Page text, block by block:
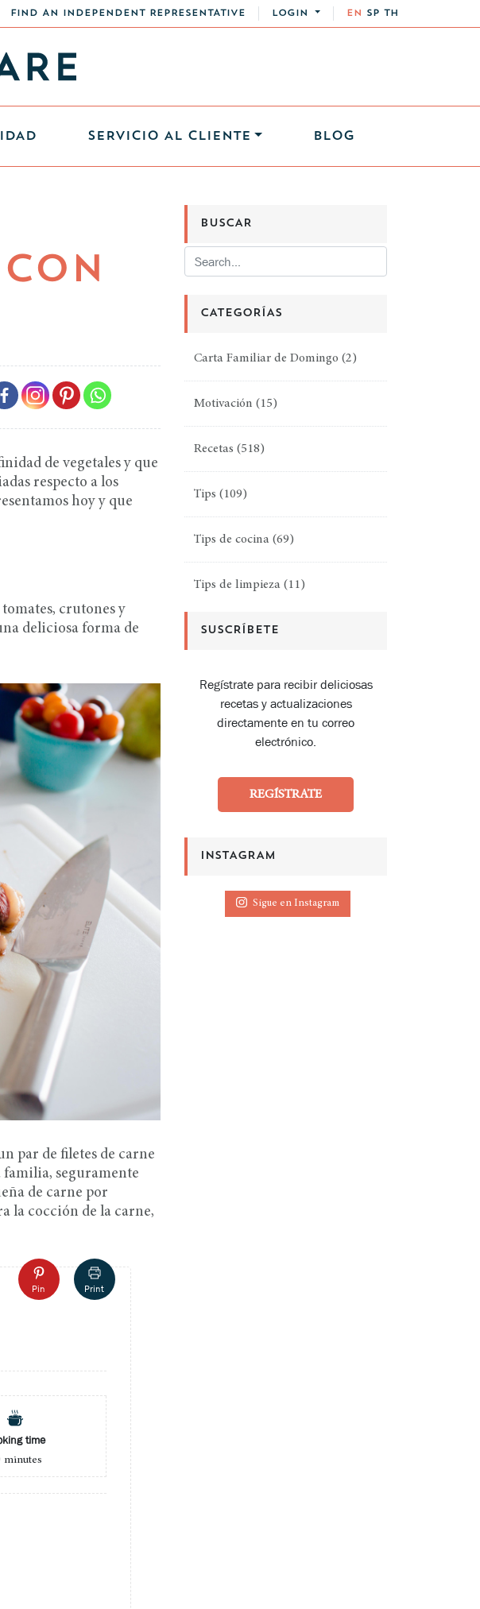
FIND AN INDEPENDENT REPRESENTATIVE LOGIN EN SP TH
SERVICIO AL CLIENTE BLOG
de vegetales y que
respecto a los
hoy y que
crutones y
deliciosa forma de
par de filetes de carne
familia, seguramente
de carne por
la cocción de la carne,
Pin Print
time
minutes
BUSCAR
CATEGORÍAS
Carta Familiar de Domingo (2)
Motivación (15)
Recetas (518)
Tips (109)
Tips de cocina (69)
Tips de limpieza (11)
SUSCRÍBETE
Regístrate para recibir deliciosas
recetas y actualizaciones
directamente en tu correo
electrónico.
REGÍSTRATE
INSTAGRAM
Sigue en Instagram